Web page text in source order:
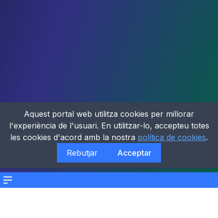
Menu
Aquest portal web utilitza cookies per millorar
l'experiència de l'usuari. En utilitzar-lo, accepteu totes
les cookies d'acord amb la nostra política de cookies.
Rebutjar
Acceptar